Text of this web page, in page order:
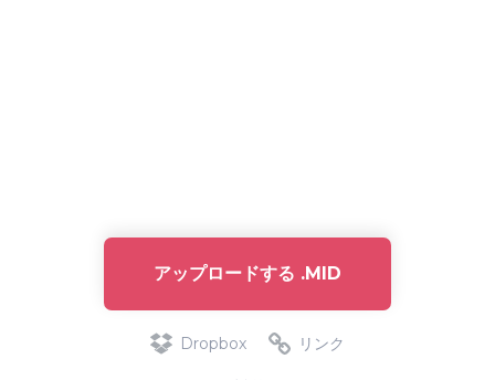
アップロードする .MID
Dropbox リンク